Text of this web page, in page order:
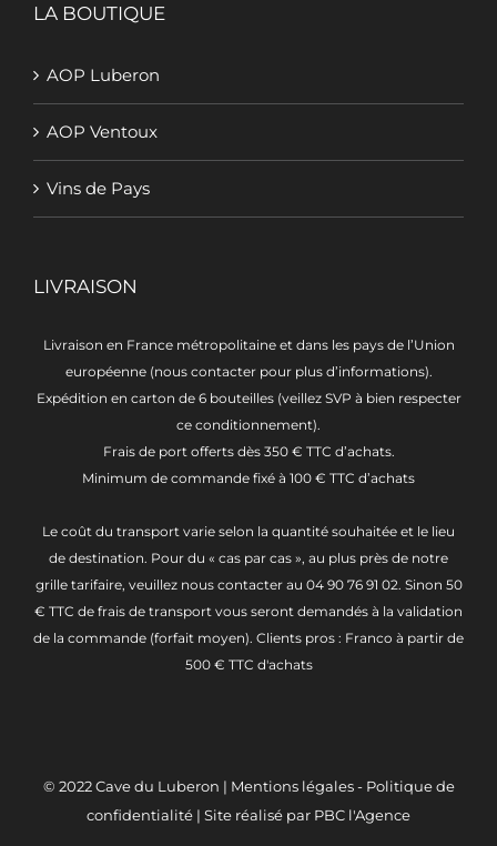
LA BOUTIQUE
AOP Luberon
AOP Ventoux
Vins de Pays
LIVRAISON
Livraison en France métropolitaine et dans les pays de l’Union
européenne (nous contacter pour plus d’informations).
Expédition en carton de 6 bouteilles (veillez SVP à bien respecter
ce conditionnement).
Frais de port offerts dès 350 € TTC d’achats.
Minimum de commande fixé à 100 € TTC d’achats
Le coût du transport varie selon la quantité souhaitée et le lieu
de destination. Pour du « cas par cas », au plus près de notre
grille tarifaire, veuillez nous contacter au 04 90 76 91 02. Sinon 50
€ TTC de frais de transport vous seront demandés à la validation
de la commande (forfait moyen). Clients pros : Franco à partir de
500 € TTC d'achats
© 2022Cave du Luberon | Mentions légales- Politique de
confidentialité | Site réalisé par PBC l'Agence